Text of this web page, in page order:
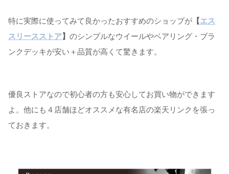
特に実際に使ってみて良かったおすすめのショップが 【エス
スリースストア】 のシンプルなウイールやベアリング・ブラ
ンクデッキが安い＋品質が高くて驚きます。
優良ストアなので初心者の方も安心してお買い物ができます
よ。他にも４店舗ほどオススメな有名店の楽天リンクを張っ
ておきます。